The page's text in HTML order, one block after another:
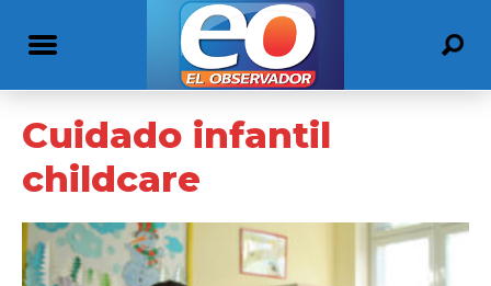
Cuidado infantil
childcare